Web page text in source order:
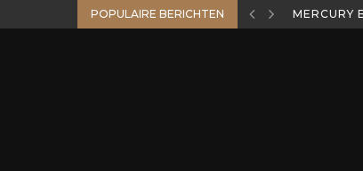
POPULAIRE BERICHTEN MERCURY